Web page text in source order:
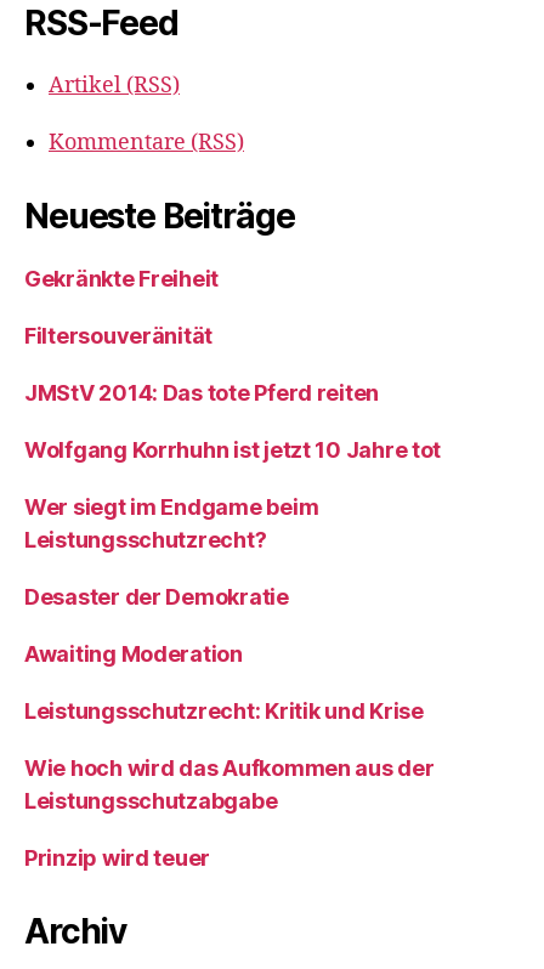
RSS-Feed
Artikel (RSS)
Kommentare (RSS)
Neueste Beiträge
Gekränkte Freiheit
Filtersouveränität
JMStV 2014: Das tote Pferd reiten
Wolfgang Korrhuhn ist jetzt 10 Jahre tot
Wer siegt im Endgame beim
Leistungsschutzrecht?
Desaster der Demokratie
Awaiting Moderation
Leistungsschutzrecht: Kritik und Krise
Wie hoch wird das Aufkommen aus der
Leistungsschutzabgabe
Prinzip wird teuer
Archiv